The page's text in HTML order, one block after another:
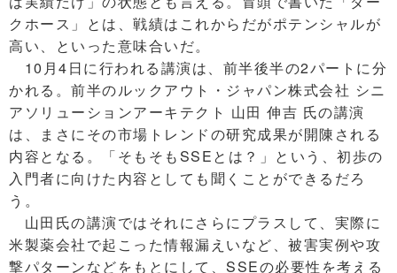
クホース」とは、戦績はこれからだがポテンシャルが
高い、といった意味合いだ。
10月4日に行われる講演は、前半後半の2パートに分
かれる。前半のルックアウト・ジャパン株式会社 シニ
アソリューションアーキテクト 山田 伸吉 氏の講演
は、まさにその市場トレンドの研究成果が開陳される
内容となる。「そもそもSSEとは？」という、初歩の
入門者に向けた内容としても聞くことができるだろ
う。
山田氏の講演ではそれにさらにプラスして、実際に
米製薬会社で起こった情報漏えいなど、被害実例や攻
撃パターンなどをもとにして、SSEの必要性を考える